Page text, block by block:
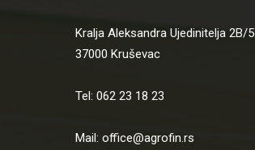
Kralja Aleksandra Ujedinitelja 2B/5
37000 Kruševac
Tel: 062 23 18 23
Mail: office@agrofin.rs